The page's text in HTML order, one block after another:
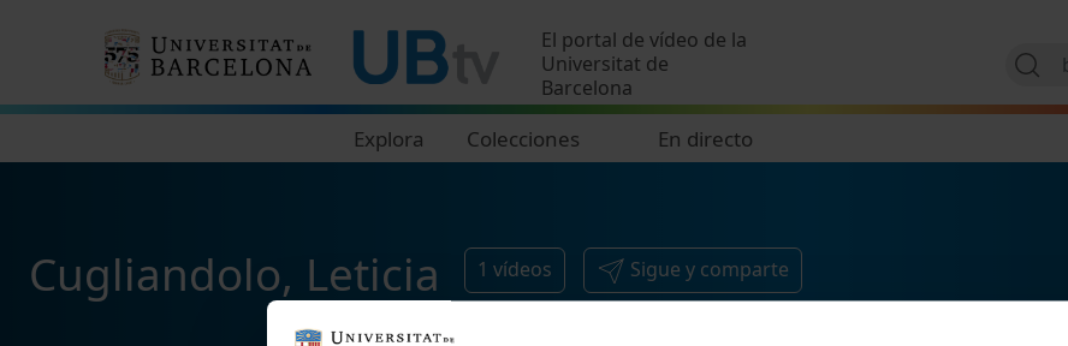
El portal de vídeo de la
Universitat de
Barcelona
Explora Colecciones En directo
Cugliandolo, Leticia 1 vídeos Sigue y comparte